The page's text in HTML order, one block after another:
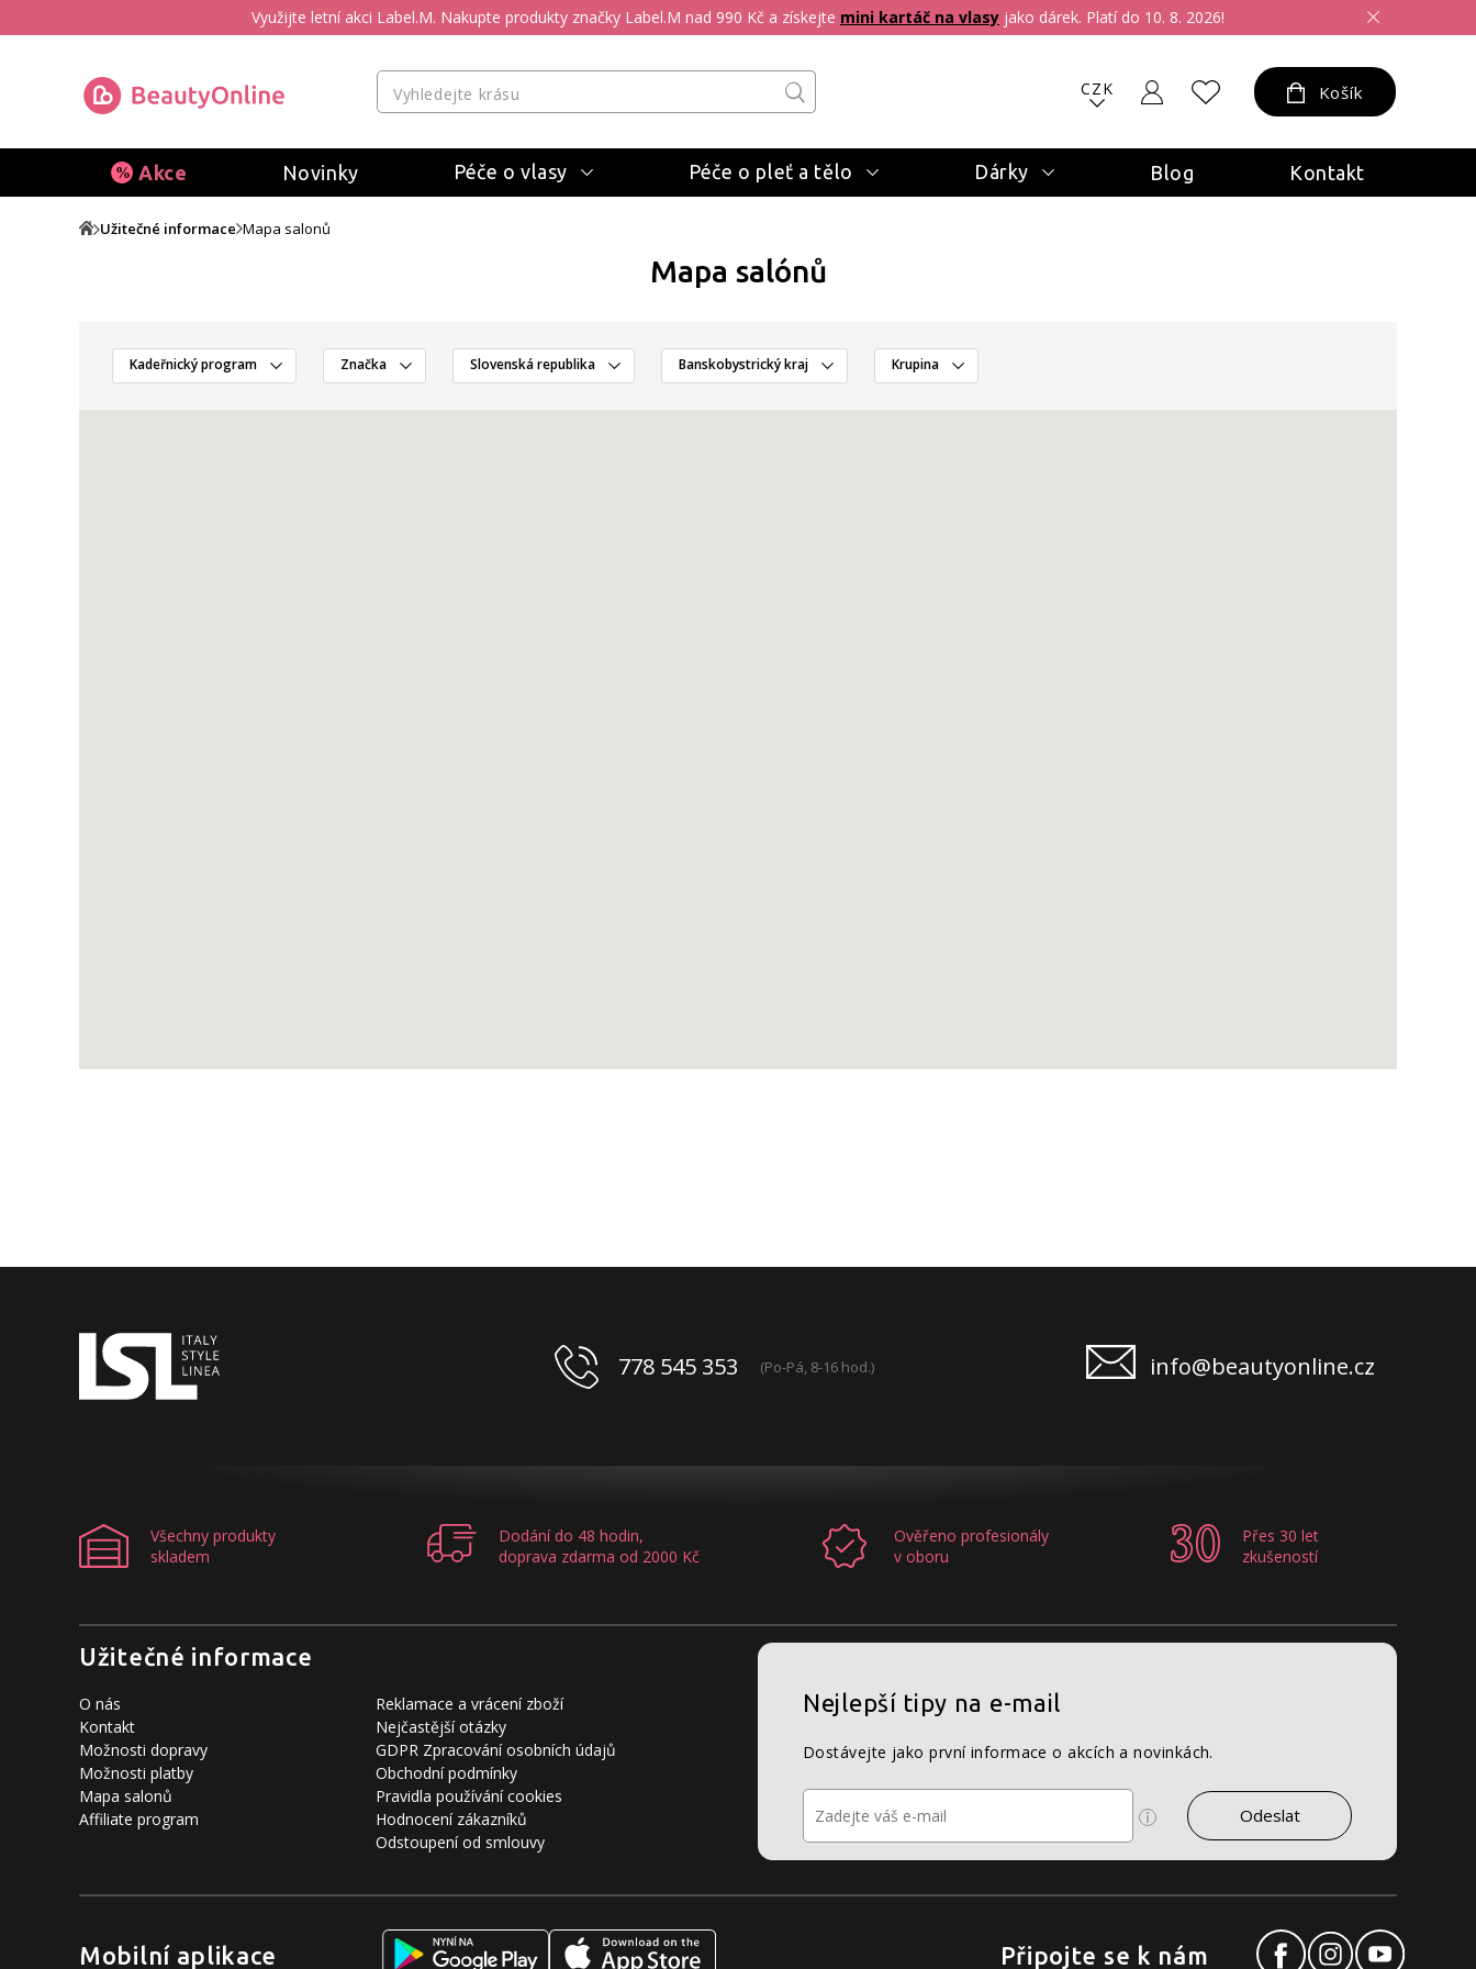
Využijte letní akci Label.M. Nakupte produkty značky Label.M nad 990 Kč a získejte mini kartáč na vlasy jako dárek. Platí do 10. 8. 2026!
CZK Košík
Akce Novinky Péče o vlasy Péče o pleť a tělo Dárky Blog Kontakt
Užitečné informace Mapa salonů
Mapa salónů
Kadeřnický program Značka Slovenská republika Banskobystrický kraj Krupina
778 545 353 (Po-Pá, 8-16 hod.) info@beautyonline.cz
Všechny produkty
skladem
Dodání do 48 hodin,
doprava zdarma od 2000 Kč
Ověřeno profesionály
v oboru
Přes 30 let
zkušeností
Užitečné informace
O nás
Kontakt
Možnosti dopravy
Možnosti platby
Mapa salonů
Affiliate program
Reklamace a vrácení zboží
Nejčastější otázky
GDPR Zpracování osobních údajů
Obchodní podmínky
Pravidla používání cookies
Hodnocení zákazníků
Odstoupení od smlouvy
Nejlepší tipy na e-mail
Dostávejte jako první informace o akcích a novinkách.
Mobilní aplikace Připojte se k nám